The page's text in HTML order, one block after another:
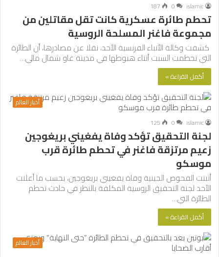
islamic
0
187
تحطم طائرة عسكرية كانت تقل مقاتلين من
مجموعة فاغنر المسلحة الروسية
كشفت وكالة الأنباء الفرنسية الأحد، نقلا عن مصادرها، أن الطائرة
التي تحطمت السبت أثناء هبوطها في مدينة غاو شمال مالي…
أكمل القراءة »
أخبار العالم
islamic
0
125
لجنة التحقيق تؤكد وفاة يفغيني بريغوجين
زعيم مرتزقة فاغنر في تحطم طائرة قرب
موسكو
أثبتت الفحوص الجينية وفاة يفغيني بريغوجين، بحسب ما أعلنت
الأحد لجنة التحقيق الروسية المكلفة بالنظر في حادث تحطم
الطائرة التي…
أكمل القراءة »
أخبار العالم